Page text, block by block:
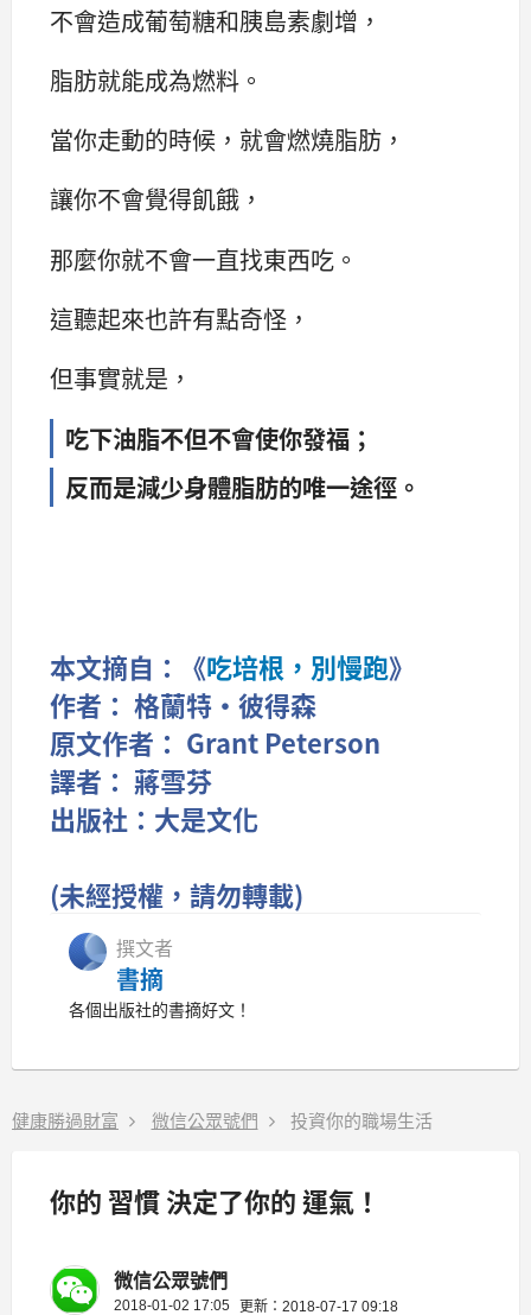
不會造成葡萄糖和胰島素劇增，
脂肪就能成為燃料。
當你走動的時候，就會燃燒脂肪，
讓你不會覺得飢餓，
那麼你就不會一直找東西吃。
這聽起來也許有點奇怪，
但事實就是，
吃下油脂不但不會使你發福；
反而是減少身體脂肪的唯一途徑。
本文摘自：《吃培根，別慢跑》
作者： 格蘭特‧彼得森
原文作者： Grant Peterson
譯者： 蔣雪芬
出版社：大是文化
(未經授權，請勿轉載)
撰文者
書摘
各個出版社的書摘好文！
健康勝過財富 微信公眾號們 投資你的職場生活
你的 習慣 決定了你的 運氣！
微信公眾號們
2018-01-02 17:05 更新：2018-07-17 09:18